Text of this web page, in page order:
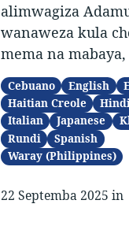
alimwagiza
wanaweza kula
mema na
Cebuano English
Haitian Creole
Italian
Japanese
Rundi
Spanish
Waray (Philippines)
22 Septemba 2025 in